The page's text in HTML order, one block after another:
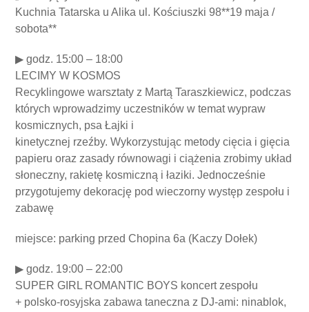
Kuchnia Tatarska u Alika ul. Kościuszki 98**19 maja /
sobota**
▶ godz. 15:00 – 18:00
LECIMY W KOSMOS
Recyklingowe warsztaty z Martą Taraszkiewicz, podczas
których wprowadzimy uczestników w temat wypraw
kosmicznych, psa Łajki i
kinetycznej rzeźby. Wykorzystując metody cięcia i gięcia
papieru oraz zasady równowagi i ciążenia zrobimy układ
słoneczny, rakietę kosmiczną i łaziki. Jednocześnie
przygotujemy dekorację pod wieczorny występ zespołu i
zabawę
miejsce: parking przed Chopina 6a (Kaczy Dołek)
▶ godz. 19:00 – 22:00
SUPER GIRL ROMANTIC BOYS koncert zespołu
+ polsko-rosyjska zabawa taneczna z DJ-ami: ninablok,